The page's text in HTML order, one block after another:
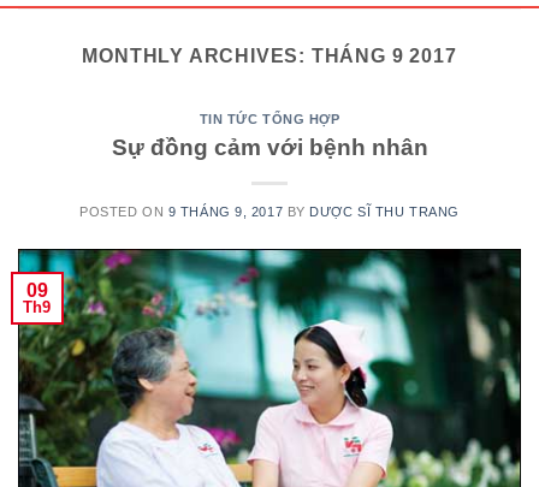
MONTHLY ARCHIVES: THÁNG 9 2017
TIN TỨC TỔNG HỢP
Sự đồng cảm với bệnh nhân
POSTED ON 9 THÁNG 9, 2017 BY DƯỢC SĨ THU TRANG
09
Th9